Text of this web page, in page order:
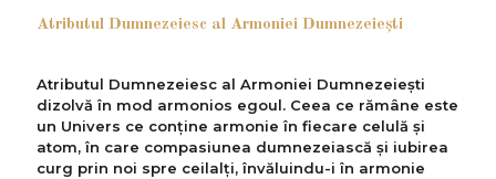
Atributul Dumnezeiesc al Armoniei Dumnezeieşti
Atributul Dumnezeiesc al Armoniei Dumnezeieşti
dizolvă în mod armonios egoul. Ceea ce rămâne este
un Univers ce conţine armonie în fiecare celulă şi
atom, în care compasiunea dumnezeiască şi iubirea
curg prin noi spre ceilalţi, învăluindu-i în armonie